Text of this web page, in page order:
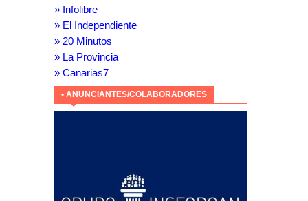
» Infolibre
» El Independiente
» 20 Minutos
» La Provincia
» Canarias7
• ANUNCIANTES/COLABORADORES